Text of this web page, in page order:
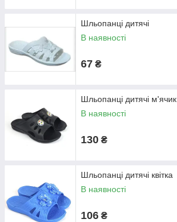
Шльопанці дитячі
В наявності
67 ₴
Шльопанці дитячі м'ячик
В наявності
130 ₴
Шльопанці дитячі квітка
В наявності
106 ₴